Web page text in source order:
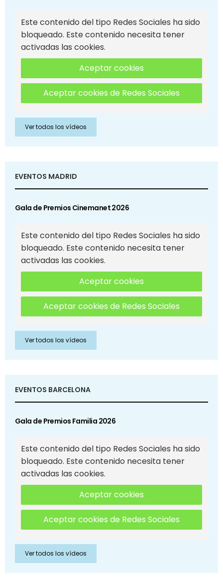
Este contenido del tipo Redes Sociales ha sido
bloqueado. Este contenido necesita tener
activadas las cookies.
Aceptar cookies
Aceptar cookies de Redes Sociales
Ver todos los vídeos
EVENTOS MADRID
Gala de Premios Cinemanet 2026
Este contenido del tipo Redes Sociales ha sido
bloqueado. Este contenido necesita tener
activadas las cookies.
Aceptar cookies
Aceptar cookies de Redes Sociales
Ver todos los vídeos
EVENTOS BARCELONA
Gala de Premios Familia 2026
Este contenido del tipo Redes Sociales ha sido
bloqueado. Este contenido necesita tener
activadas las cookies.
Aceptar cookies
Aceptar cookies de Redes Sociales
Ver todos los vídeos